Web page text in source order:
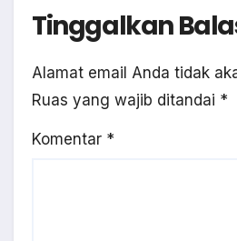
Tinggalkan
Alamat email Anda tidak
Ruas yang wajib ditandai *
Komentar *